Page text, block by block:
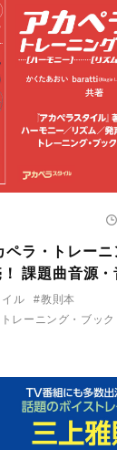
ペラ・トレー
課題曲音源・
ル
#教則本
レーニング・ブック